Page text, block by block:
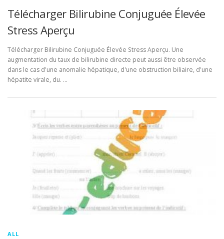
Télécharger Bilirubine Conjuguée Élevée
Stress Aperçu
Télécharger Bilirubine Conjuguée Élevée Stress Aperçu. Une
augmentation du taux de bilirubine directe peut aussi être observée
dans le cas d'une anomalie hépatique, d'une obstruction biliaire, d'une
hépatite virale, du. …
ALL